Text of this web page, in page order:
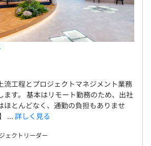
流工程とプロジェクトマネジメント業務
ます。 基本はリモート勤務のため、出社
ほとんどなく、通勤の負担もありませ
... 詳しく見る
ェクトリーダー